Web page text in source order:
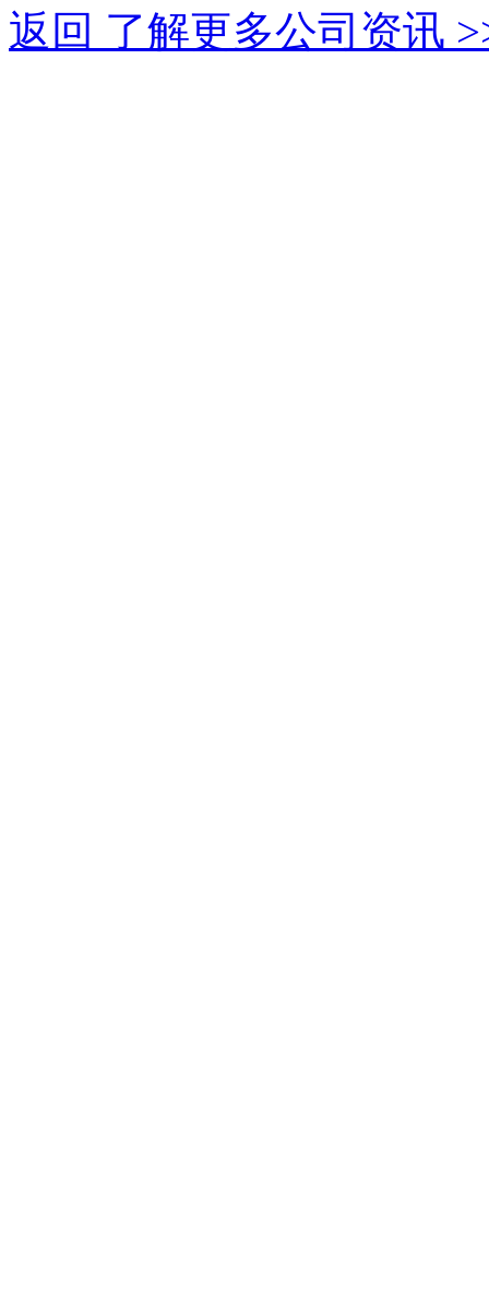
返回 了解更多公司资讯